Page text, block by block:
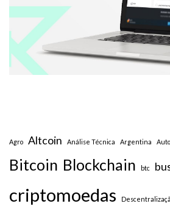
Agro Altcoin Análise Técnica Argentina
Bitcoin Blockchain btc
criptomoedas